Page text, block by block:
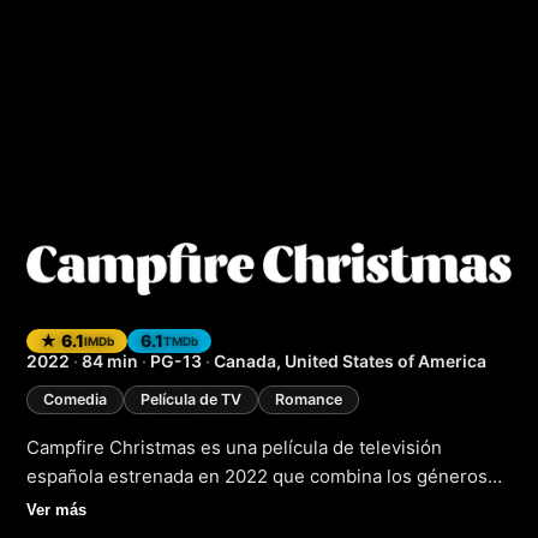
Campfire
★ 6.1IMDb 6.1TMDb
2022 · 84 min · PG-13 · Canada, United States of America
Comedia Película de TV Romance
Campfire Christmas es una película de televisión
española estrenada en 2022 que combina los géneros
de comedia, romance y aventuras. La trama sigue a una
Ver más